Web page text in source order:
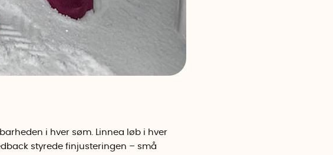
i hver søm. Linnea løb i hver
styrede finjusteringen – små